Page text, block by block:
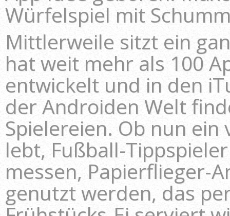
Würfelspiel mit
Mittlerweile sitzt ein
hat weit mehr als 100
entwickelt und in den
der Androiden Welt
Spielereien. Ob nun
lebt, Fußball-
messen, Papierflieger-
genutzt werden, das